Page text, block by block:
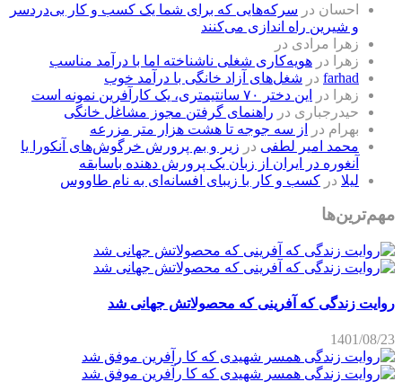
احسان در سرکه‌هایی که برای شما یک کسب و کار بی‌دردسر
و شیرین راه اندازی می‌کنند
زهرا مرادی در
زهرا
در هویه‌کاری شغلی ناشناخته اما با درآمد مناسب
farhad در شغل‌های آزاد خانگی با درآمد خوب
زهرا
در
این دختر ۷۰ سانتیمتری، یک کارآفرین نمونه است
حیدرجباری در راهنمای گرفتن مجوز مشاغل خانگی
بهرام در
از سه جوجه تا هشت هزار متر مزرعه
محمد امیر لطفی در زیر و بم پرورش خرگوش‌های آنکورا یا
آنغوره در ایران از زبان یک پرورش دهنده باسابقه
لیلا در کسب و کار با زیبای افسانه‌ای به نام طاووس
مهم‌ترین‌ها
روایت زندگی که آفرینی که محصولاتش جهانی شد
1401/08/23